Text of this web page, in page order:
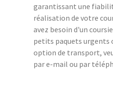
garantissant une
réalisation de votre
avez besoin d'un
petits paquets urgents
option de transport,
par e-mail ou par